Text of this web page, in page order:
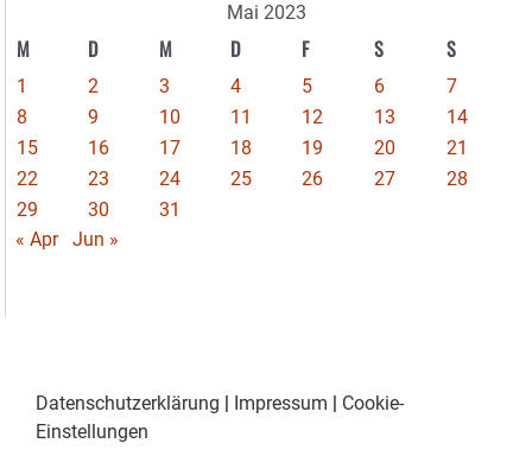
Mai 2023
M D M D F S S
1 2 3 4 5 6
7
8
9 10 11 12 13
14
15
16 17 18 19 20
21
22
23 24 25 26 27
28
29
30
31
« Apr
Jun »
Datenschutzerklärung | Impressum | Cookie-
Einstellungen